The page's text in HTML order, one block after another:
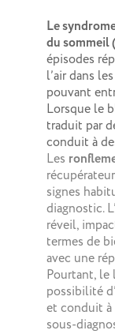
Le
du sommeil
épisodes
l’air dans
pouvant
Lorsque le
traduit par
conduit à
Les
signes
diagnostic.
réveil,
termes de
avec une
Pourtant, le
possibilité
et conduit
sous-